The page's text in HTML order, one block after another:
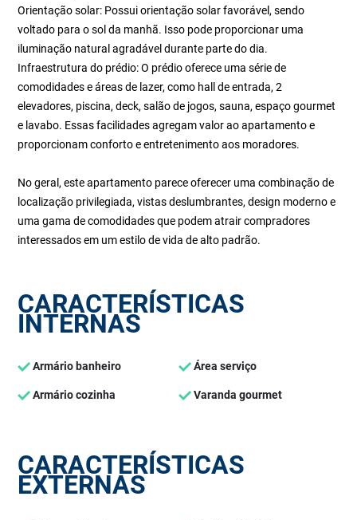
Orientação solar: Possui orientação solar favorável, sendo
voltado para o sol da manhã. Isso pode proporcionar uma
iluminação natural agradável durante parte do dia.
Infraestrutura do prédio: O prédio oferece uma série de
comodidades e áreas de lazer, como hall de entrada, 2
elevadores, piscina, deck, salão de jogos, sauna, espaço gourmet
e lavabo. Essas facilidades agregam valor ao apartamento e
proporcionam conforto e entretenimento aos moradores.
No geral, este apartamento parece oferecer uma combinação de
localização privilegiada, vistas deslumbrantes, design moderno e
uma gama de comodidades que podem atrair compradores
interessados em um estilo de vida de alto padrão.
CARACTERÍSTICAS
INTERNAS
Armário banheiro Área serviço
Armário cozinha Varanda gourmet
CARACTERÍSTICAS
EXTERNAS